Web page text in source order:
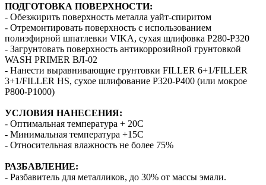
ПОДГОТОВКА ПОВЕРХНОСТИ:
- Обезжирить поверхность металла уайт-спиритом
- Отремонтировать поверхность с использованием
полиэфирной шпатлевки VIKA, сухая щлифовка P280-P320
- Загрунтовать поверхность антикоррозийной грунтовкой
WASH PRIMER ВЛ-02
- Нанести выравнивающие грунтовки FILLER 6+1/FILLER
3+1/FILLER HS, сухое шлифование P320-P400 (или мокрое
Р800-Р1000)
УСЛОВИЯ НАНЕСЕНИЯ:
- Оптимальная температура + 20С
- Минимальная температура +15С
- Относительная влажность не более 75%
РАЗБАВЛЕНИЕ:
- Разбавитель для металликов, до 30% от массы эмали.